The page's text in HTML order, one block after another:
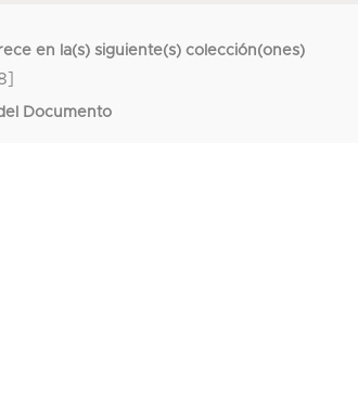
en la(s) siguiente(s) colección(ones)
Documento